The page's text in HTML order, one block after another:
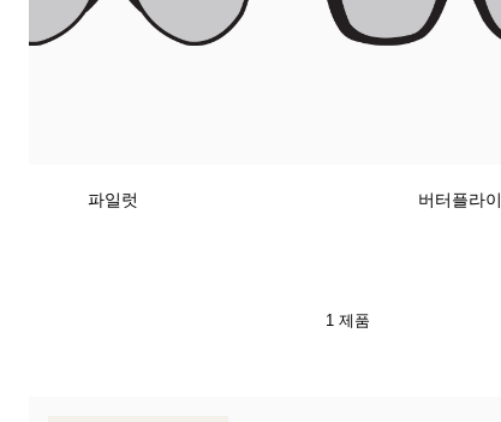
파일럿 버터플라이
1 제품